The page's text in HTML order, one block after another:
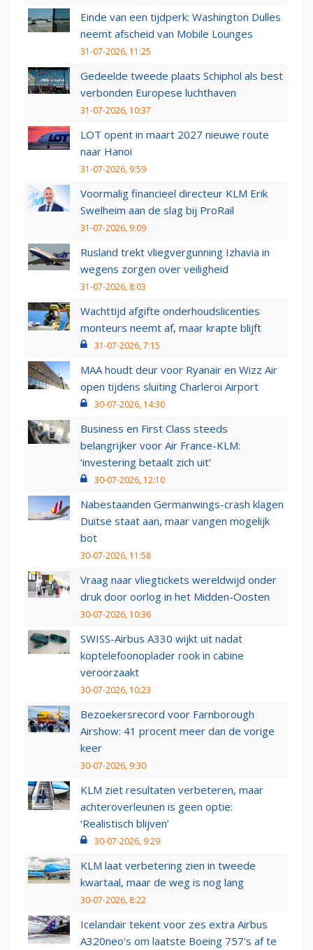
Einde van een tijdperk: Washington Dulles
neemt afscheid van Mobile Lounges
31-07-2026, 11:25
Gedeelde tweede plaats Schiphol als best
verbonden Europese luchthaven
31-07-2026, 10:37
LOT opent in maart 2027 nieuwe route
naar Hanoi
31-07-2026, 9:59
Voormalig financieel directeur KLM Erik
Swelheim aan de slag bij ProRail
31-07-2026, 9:09
Rusland trekt vliegvergunning Izhavia in
wegens zorgen over veiligheid
31-07-2026, 8:03
Wachttijd afgifte onderhoudslicenties
monteurs neemt af, maar krapte blijft
31-07-2026, 7:15
MAA houdt deur voor Ryanair en Wizz Air
open tijdens sluiting Charleroi Airport
30-07-2026, 14:30
Business en First Class steeds
belangrijker voor Air France-KLM:
‘investering betaalt zich uit’
30-07-2026, 12:10
Nabestaanden Germanwings-crash klagen
Duitse staat aan, maar vangen mogelijk
bot
30-07-2026, 11:58
Vraag naar vliegtickets wereldwijd onder
druk door oorlog in het Midden-Oosten
30-07-2026, 10:36
SWISS-Airbus A330 wijkt uit nadat
koptelefoonoplader rook in cabine
veroorzaakt
30-07-2026, 10:23
Bezoekersrecord voor Farnborough
Airshow: 41 procent meer dan de vorige
keer
30-07-2026, 9:30
KLM ziet resultaten verbeteren, maar
achteroverleunen is geen optie:
‘Realistisch blijven’
30-07-2026, 9:29
KLM laat verbetering zien in tweede
kwartaal, maar de weg is nog lang
30-07-2026, 8:22
Icelandair tekent voor zes extra Airbus
A320neo's om laatste Boeing 757's af te